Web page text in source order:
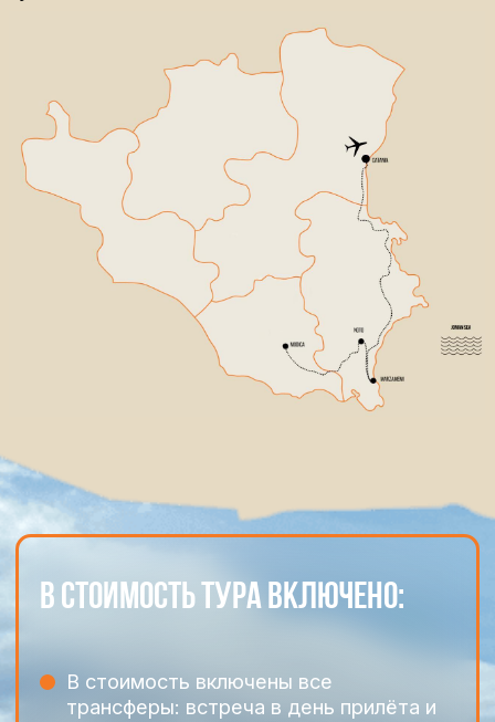
Даю согласие на обработку персональных
данных в соответствии с политикой
конфиденциальности
Оставить заявку
вопросы, которые
нам часто задают